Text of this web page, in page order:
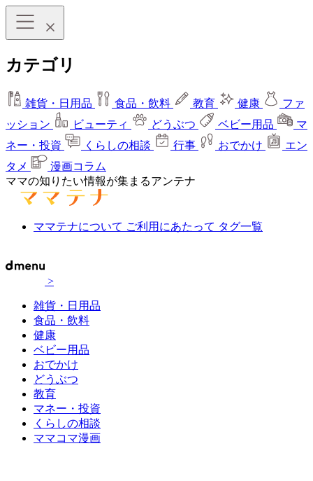
カテゴリ
雑貨・日用品 食品・飲料 教育 健康
ファ
ッション
ビューティ どうぶつ ベビー用品
マ
ネー・投資
くらしの相談 行事 おでかけ
エン
タメ
漫画コラム
ママの知りたい情報が集まるアンテナ
ママテナについて ご利用にあたって タグ一覧
>
雑貨・日用品
食品・飲料
健康
ベビー用品
おでかけ
どうぶつ
教育
マネー・投資
くらしの相談
ママコマ漫画